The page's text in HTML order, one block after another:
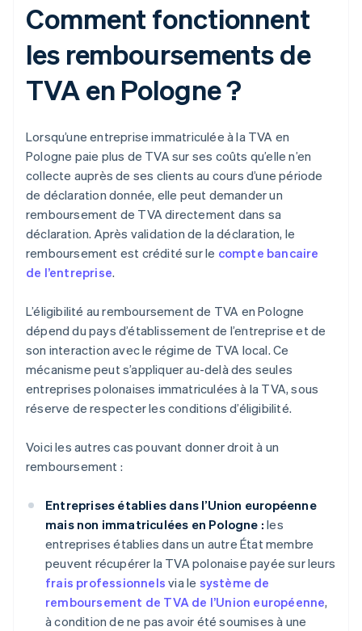
Comment fonctionnent
les remboursements de
TVA en Pologne ?
Lorsqu’une entreprise immatriculée à la TVA en
Pologne paie plus de TVA sur ses coûts qu’elle n’en
collecte auprès de ses clients au cours d’une période
de déclaration donnée, elle peut demander un
remboursement de TVA directement dans sa
déclaration. Après validation de la déclaration, le
remboursement est crédité sur le compte bancaire
de l’entreprise.
L’éligibilité au remboursement de TVA en Pologne
dépend du pays d’établissement de l’entreprise et de
son interaction avec le régime de TVA local. Ce
mécanisme peut s’appliquer au-delà des seules
entreprises polonaises immatriculées à la TVA, sous
réserve de respecter les conditions d’éligibilité.
Voici les autres cas pouvant donner droit à un
remboursement :
Entreprises établies dans l’Union européenne
mais non immatriculées en Pologne : les
entreprises établies dans un autre État membre
peuvent récupérer la TVA polonaise payée sur leurs
frais professionnels via le système de
remboursement de TVA de l’Union européenne,
à condition de ne pas avoir été soumises à une